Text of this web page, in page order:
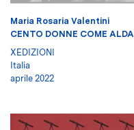
Maria Rosaria Valentini
CENTO DONNE COME ALDA
XEDIZIONI
Italia
aprile 2022